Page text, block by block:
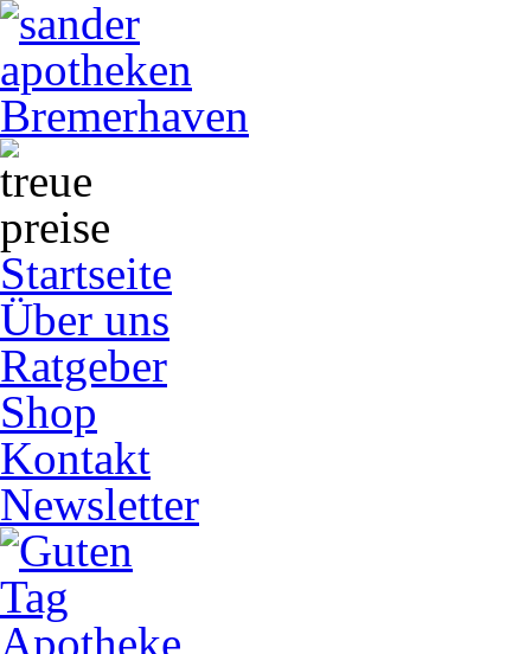
Startseite
Über uns
Ratgeber
Shop
Kontakt
Newsletter